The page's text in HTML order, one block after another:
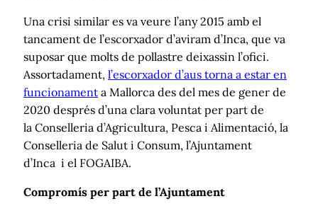
Una crisi similar es va veure l’any 2015 amb el
tancament de l’escorxador d’aviram d’Inca, que va
suposar que molts de pollastre deixassin l’ofici.
Assortadament, l’escorxador d’aus torna a estar en
funcionament a Mallorca des del mes de gener de
2020 després d’una clara voluntat per part de
la Conselleria d’Agricultura, Pesca i Alimentació, la
Conselleria de Salut i Consum, l’Ajuntament
d’Inca i el FOGAIBA.
Compromís per part de l’Ajuntament